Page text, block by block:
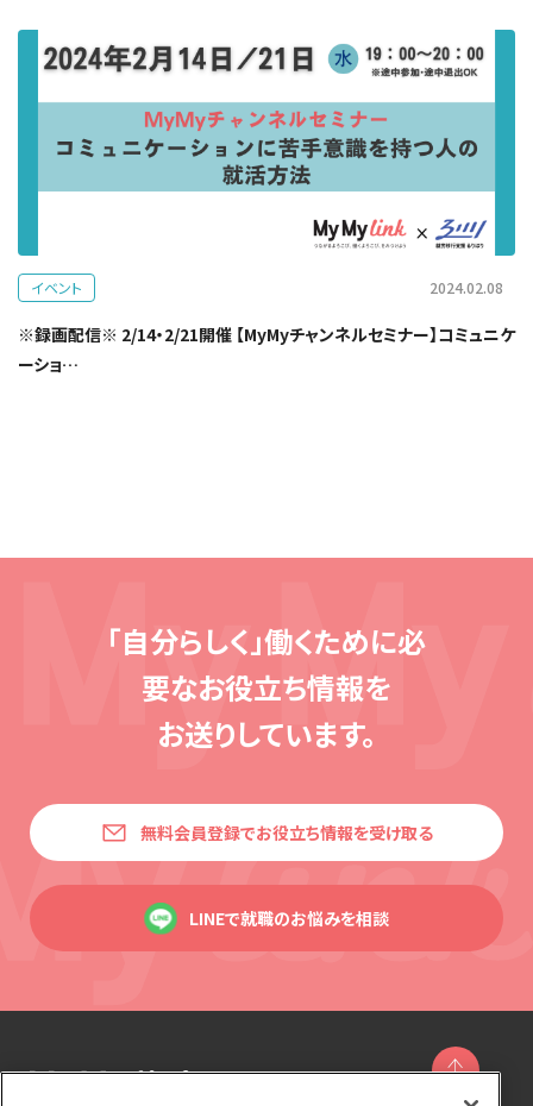
イベント 2024.02.08
※録画配信※ 2/14・2/21開催 【MyMyチャンネルセミナー】コミュニケ
ーショ…
「自分らしく」働くために必
要なお役立ち情報を
お送りしています。
無料会員登録でお役立ち情報を受け取る
LINEで就職のお悩みを相談